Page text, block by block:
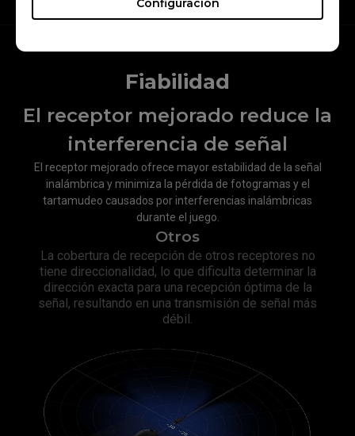
Configuración
Fiabilidad
El receptor mejorado reduce la
interferencia de señal
El receptor mejorado ofrece mayor estabilidad de la señal
inalámbrica y minimiza la pérdida de fotogramas y el
tartamudeo causados por interferencias inalámbricas
durante el juego.
Otros
La cobertura de recepción de otros receptores no
tiene direccionalidad, lo que dificulta determinar la
dirección exacta para una recepción óptima de la
señal, resultando en una transmisión de señal más
débil.